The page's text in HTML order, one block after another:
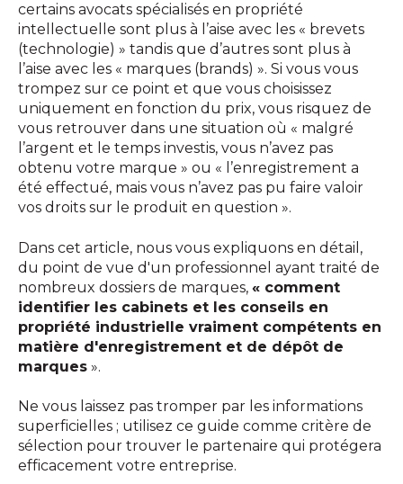
certains avocats spécialisés en propriété
intellectuelle sont plus à l’aise avec les « brevets
(technologie) » tandis que d’autres sont plus à
l’aise avec les « marques (brands) ». Si vous vous
trompez sur ce point et que vous choisissez
uniquement en fonction du prix, vous risquez de
vous retrouver dans une situation où « malgré
l’argent et le temps investis, vous n’avez pas
obtenu votre marque » ou « l’enregistrement a
été effectué, mais vous n’avez pas pu faire valoir
vos droits sur le produit en question ».
Dans cet article, nous vous expliquons en détail,
du point de vue d'un professionnel ayant traité de
nombreux dossiers de marques, « comment
identifier les cabinets et les conseils en
propriété industrielle vraiment compétents en
matière d'enregistrement et de dépôt de
marques ».
Ne vous laissez pas tromper par les informations
superficielles ; utilisez ce guide comme critère de
sélection pour trouver le partenaire qui protégera
efficacement votre entreprise.